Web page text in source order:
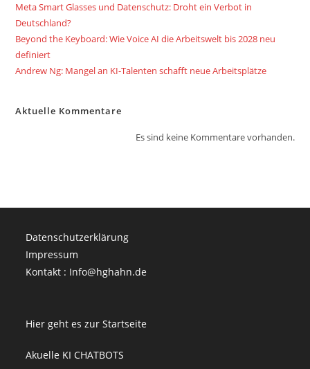
Meta Smart Glasses und Datenschutz: Droht ein Verbot in
Deutschland?
Beyond the Keyboard: Wie Voice AI die Arbeitswelt bis 2028 neu
definiert
Andrew Ng: Mangel an KI-Talenten schafft neue Arbeitsplätze
Aktuelle Kommentare
Es sind keine Kommentare vorhanden.
Datenschutzerklärung
Impressum
Kontakt : Info@hghahn.de
Hier geht es zur Startseite
Akuelle KI CHATBOTS